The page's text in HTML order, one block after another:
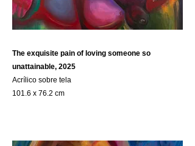
The exquisite pain of loving someone so
unattainable, 2025
Acrílico sobre tela
101.6 x 76.2 cm